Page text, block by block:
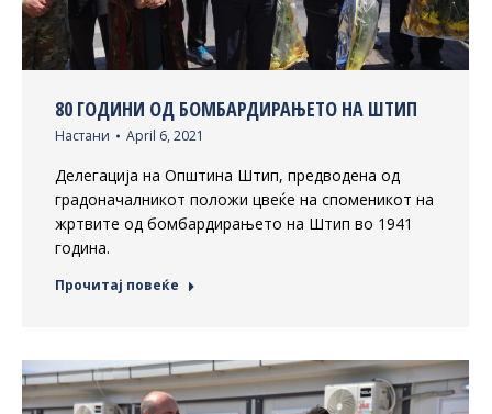
80 ГОДИНИ ОД БОМБАРДИРАЊЕТО НА ШТИП
Настани April 6, 2021
Делегација на Општина Штип, предводена од
градоначалникот положи цвеќе на споменикот на
жртвите од бомбардирањето на Штип во 1941
година.
Прочитај повеќе